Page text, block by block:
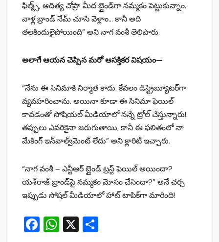
ఫిల్మ్స్‌, ఆదిత్య చోప్రా మీద బ్లైండ్‌గా నమ్మకం పెట్టుకున్నాం.
వాళ్ల బ్రాండ్ నేమ్ చూసి వెళ్లాం… కానీ అది
తలకిందులైపోయింది” అని నాగ వంశీ తెలిపారు.
అలాగే ఆయన చెప్పిన మరో ఆసక్తికర విషయం—
“నేను ఈ సినిమాకి నిర్మాత కాదు. కేవలం డిస్ట్రిబ్యూటర్‌గా
వ్యవహరించాను. అయినా కూడా ఈ సినిమా ఫెయిల్
కావడంతో సోషియల్ మీడియాలో నన్నే ట్రోల్ చేస్తున్నారు!
తప్పులు ఎవరికైనా జరుగుతాయి, కానీ ఈ ఫలితంలో నా
మేకింగ్ ఇన్‌వాల్వ్‌మెంట్ లేదు” అని క్లారిటీ ఇచ్చారు.
“నాగ వంశీ – ఎన్టీఆర్ బ్లైండ్ ట్రస్ట్ ఫెయిల్ అయిందా?
యశ్‌రాజ్ బ్రాండ్‌పై నమ్మకం మోసం చేసిందా?” అనే చర్చ
ఇప్పుడు సోషల్ మీడియాలో హాట్ టాపిక్‌గా మారింది!
F W X